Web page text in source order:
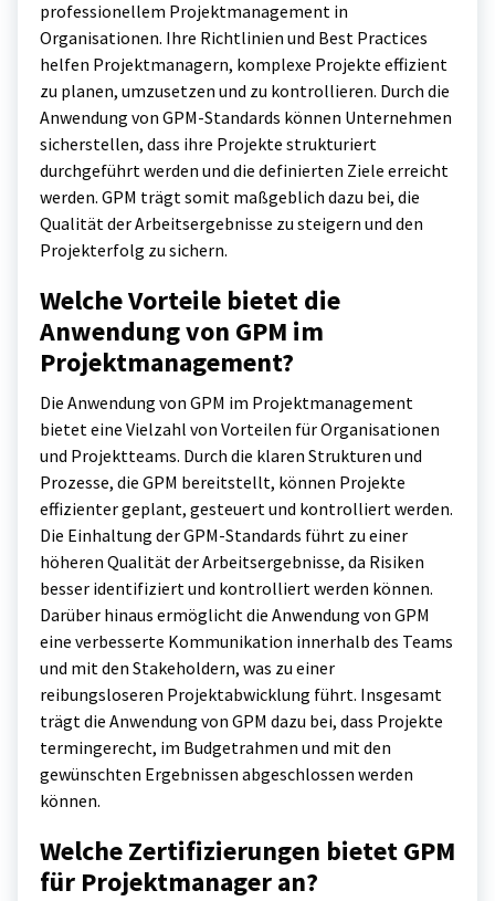
professionellem Projektmanagement in
Organisationen. Ihre Richtlinien und Best Practices
helfen Projektmanagern, komplexe Projekte effizient
zu planen, umzusetzen und zu kontrollieren. Durch die
Anwendung von GPM-Standards können Unternehmen
sicherstellen, dass ihre Projekte strukturiert
durchgeführt werden und die definierten Ziele erreicht
werden. GPM trägt somit maßgeblich dazu bei, die
Qualität der Arbeitsergebnisse zu steigern und den
Projekterfolg zu sichern.
Welche Vorteile bietet die
Anwendung von GPM im
Projektmanagement?
Die Anwendung von GPM im Projektmanagement
bietet eine Vielzahl von Vorteilen für Organisationen
und Projektteams. Durch die klaren Strukturen und
Prozesse, die GPM bereitstellt, können Projekte
effizienter geplant, gesteuert und kontrolliert werden.
Die Einhaltung der GPM-Standards führt zu einer
höheren Qualität der Arbeitsergebnisse, da Risiken
besser identifiziert und kontrolliert werden können.
Darüber hinaus ermöglicht die Anwendung von GPM
eine verbesserte Kommunikation innerhalb des Teams
und mit den Stakeholdern, was zu einer
reibungsloseren Projektabwicklung führt. Insgesamt
trägt die Anwendung von GPM dazu bei, dass Projekte
termingerecht, im Budgetrahmen und mit den
gewünschten Ergebnissen abgeschlossen werden
können.
Welche Zertifizierungen bietet GPM
für Projektmanager an?